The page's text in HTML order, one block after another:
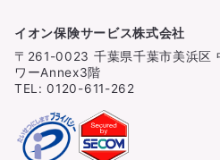
イオン保険サービス株式会社
〒261-0023 千葉県千葉市美浜区
ワーAnnex3階
TEL: 0120-611-262